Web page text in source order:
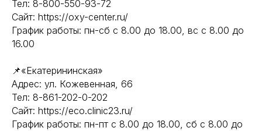
Тел: 8-800-550-93-72
Сайт: https://oxy-center.ru/
График работы: пн-сб с 8.00 до 18.00, вс с 8.00 до
16.00
📌«Екатерининская»
Адрес: ул. Кожевенная, 66
Тел: 8-861-202-0-202
Сайт: https://eco.clinic23.ru/
График работы: пн-пт с 8.00 до 18.00, сб с 8.00 до